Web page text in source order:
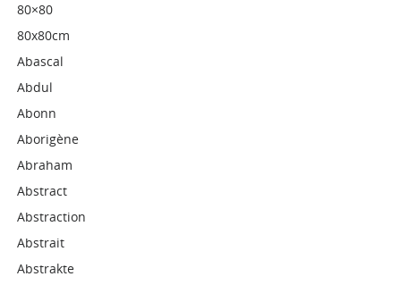
80×80
80x80cm
Abascal
Abdul
Abonn
Aborigène
Abraham
Abstract
Abstraction
Abstrait
Abstrakte